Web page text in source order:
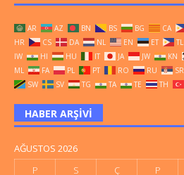
AR AZ BN BS BG CA
HR
CS DA NL EN ET TL
IW
HI HU IT JA JW KN
ML
FA PL PT RO RU SR
SW
SV TG TA TE TH
HABER ARŞIVI
AĞUSTOS 2026
P
S Ç P